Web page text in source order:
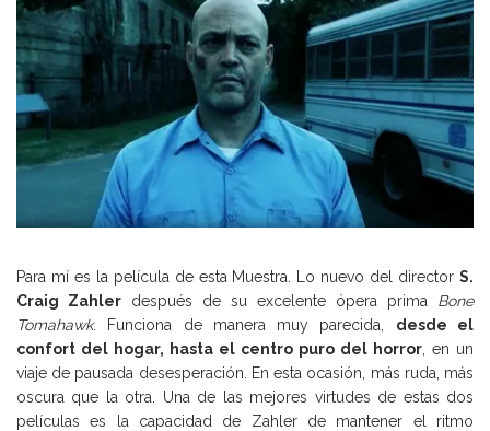
Para mí es la película de esta Muestra. Lo nuevo del director S.
Craig Zahler después de su excelente ópera prima Bone
Tomahawk. Funciona de manera muy parecida, desde el
confort del hogar, hasta el centro puro del horror , en un
viaje de pausada desesperación. En esta ocasión, más ruda, más
oscura que la otra. Una de las mejores virtudes de estas dos
películas es la capacidad de Zahler de mantener el ritmo